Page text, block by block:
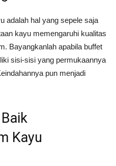
adalah hal yang sepele saja
kayu memengaruhi kualitas
Bayangkanlah apabila buffet
sisi-sisi yang permukaannya
pun menjadi
Kayu